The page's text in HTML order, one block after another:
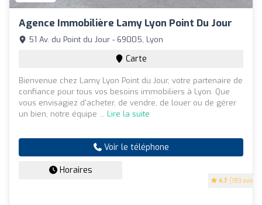
Agence Immobilière Lamy Lyon Point Du Jour
4.7 (183 avis)
51 Av. du Point du Jour - 69005, Lyon
Carte
Bienvenue chez Lamy Lyon Point du Jour, votre partenaire de
confiance pour tous vos besoins immobiliers à Lyon. Que
vous envisagiez d'acheter, de vendre, de louer ou de gérer
un bien, notre équipe ... Lire la suite
Voir le téléphone
Horaires